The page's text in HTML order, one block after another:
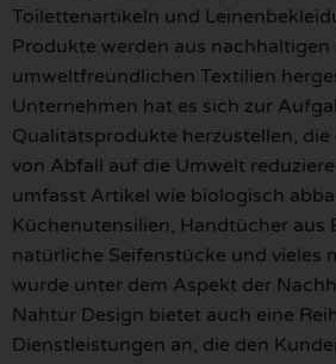
Toilettenartikeln und
Produkte werden aus nachhaltigen
umweltfreundlichen Textilien
Unternehmen hat es sich zur
Qualitätsprodukte herzustellen,
von Abfall auf die Umwelt
umfasst Artikel wie biologisch
Küchenutensilien, Handtücher aus
natürliche Seifenstücke und vieles
wurde unter dem Aspekt der
Nahtur Design bietet auch eine
Dienstleistungen an, die den